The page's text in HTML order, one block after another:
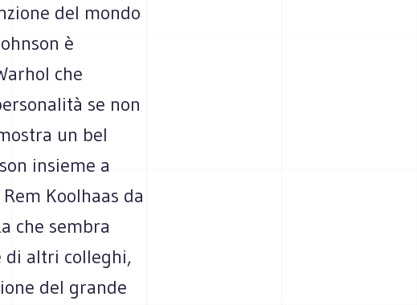
del mondo
è
che
se non
un bel
insieme a
Koolhaas da
che sembra
di altri colleghi,
del grande